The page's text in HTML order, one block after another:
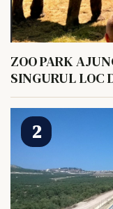
ZOO PARK
SINGURUL LOC
HRANI UN